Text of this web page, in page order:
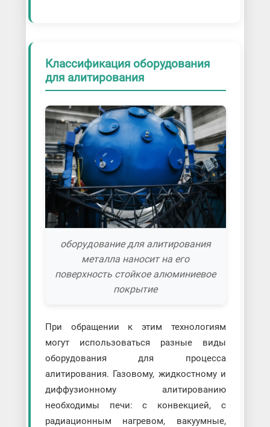
Классификация оборудования
для алитирования
оборудование для алитирования
металла наносит на его
поверхность стойкое алюминиевое
покрытие
При обращении к этим технологиям
могут использоваться разные виды
оборудования для процесса
алитирования. Газовому, жидкостному и
диффузионному алитированию
необходимы печи: с конвекцией, с
радиационным нагревом, вакуумные,